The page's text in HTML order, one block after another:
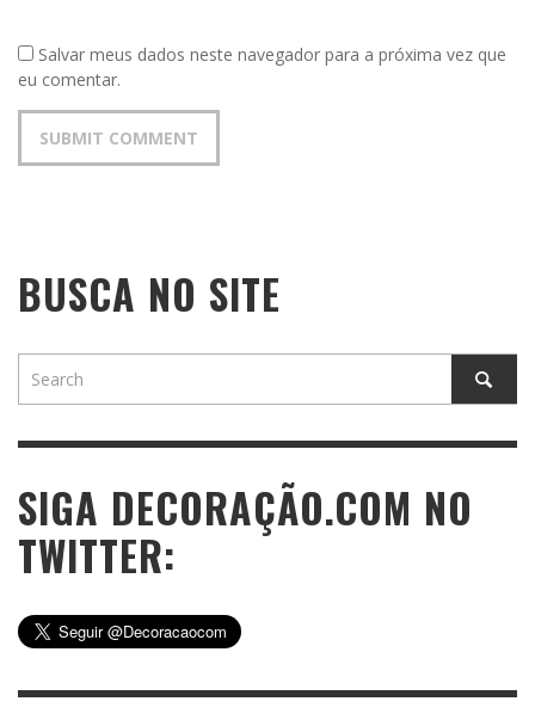
Salvar meus dados neste navegador para a próxima vez que
eu comentar.
BUSCA NO SITE
SIGA DECORAÇÃO.COM NO
TWITTER: